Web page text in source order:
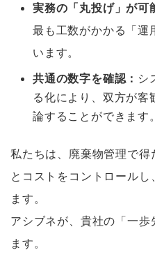
実務の「丸投げ」が可
最も工数がかかる「運
います。
共通の数字を確認： シ
る化により、双方が客
論することができます。
私たちは、廃棄物管理で
とコストをコントロールし
ます。
アシブネが、貴社の「一歩
ます。